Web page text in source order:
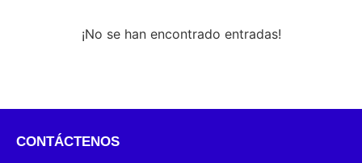
¡No se han encontrado entradas!
CONTÁCTENOS